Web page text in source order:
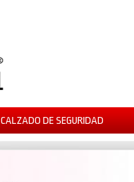
CALZADO DE SEGURIDAD